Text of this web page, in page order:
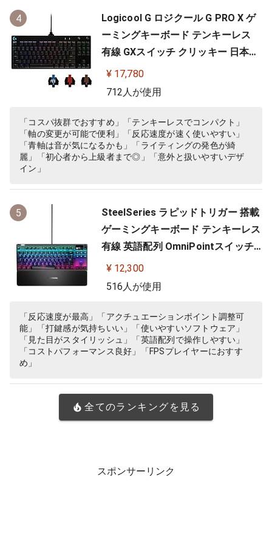
4
Logicool G ロジクール G PRO X ゲ
ーミングキーボード テンキーレス
有線 GXスイッチ クリッキー 日本語
配列 LIGHTSYNC RGB 着脱式ケーブ
ル G-PKB-002 国内正規品 【 ファイ
】
¥ 17,780
712人が使用
「コスパ抜群でおすすめ」「テンキーレスでコンパクト」
「軸の変更が可能で便利」「反応速度が速く使いやすい」
「青軸は音が気になるかも」「ライティングの発色が綺
麗」「初心者から上級者まで◎」「意外と扱いやすいデザ
イン」
5
SteelSeries ラピッドトリガー 搭載
ゲーミングキーボード テンキーレス
有線 英語配列 OmniPointスイッチ
有機ELディスプレイ搭載 Apex Pro
TKL US 64734 ブラック
¥ 12,300
516人が使用
「反応速度が最高」「アクチュエーションポイント調整可
能」「打鍵感が気持ちいい」「使いやすいソフトウェア」
「見た目がスタイリッシュ」「英語配列で操作しやすい」
「コストパフォーマンス良好」「FPSプレイヤーにおすす
め」
全てのランキングを見る
スポンサーリンク